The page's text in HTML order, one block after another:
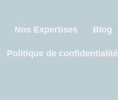
Nos Expertises Blog
Politique de confidentialité